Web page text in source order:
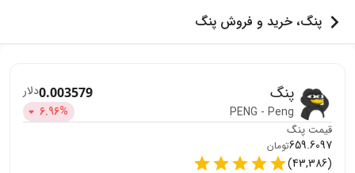
پنگ، خرید و فروش پنگ
پنگ
PENG - Peng
0.003579دلار
6.96%
قیمت پنگ
659.6097تومان
(
43,386
)